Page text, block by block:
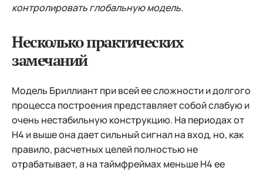
контролировать глобальную модель.
Несколько практических
замечаний
Модель Бриллиант при всей ее сложности и долгого
процесса построения представляет собой слабую и
очень нестабильную конструкцию. На периодах от
H4 и выше она дает сильный сигнал на вход, но, как
правило, расчетных целей полностью не
отрабатывает, а на таймфреймах меньше H4 ее